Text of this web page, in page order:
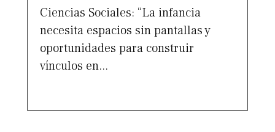
Ciencias Sociales: “La infancia
necesita espacios sin pantallas y
oportunidades para construir
vínculos en...